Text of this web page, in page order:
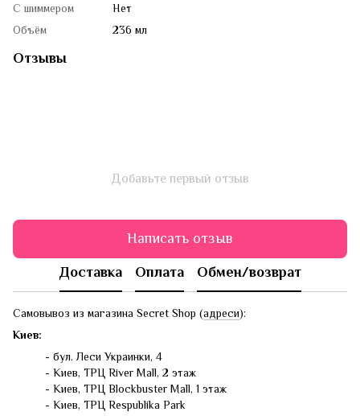
С шиммером
Нет
Объём
236 мл
Отзывы
Добавьте первый отзыв
Написать отзыв
Доставка Оплата Обмен/возврат
Самовывоз из магазина Secret Shop (адреси):
Киев:
- бул. Леси Украинки, 4
- Киев, ТРЦ River Mall, 2 этаж
- Киев, ТРЦ Blockbuster Mall, 1 этаж
- Киев, ТРЦ Respublika Park